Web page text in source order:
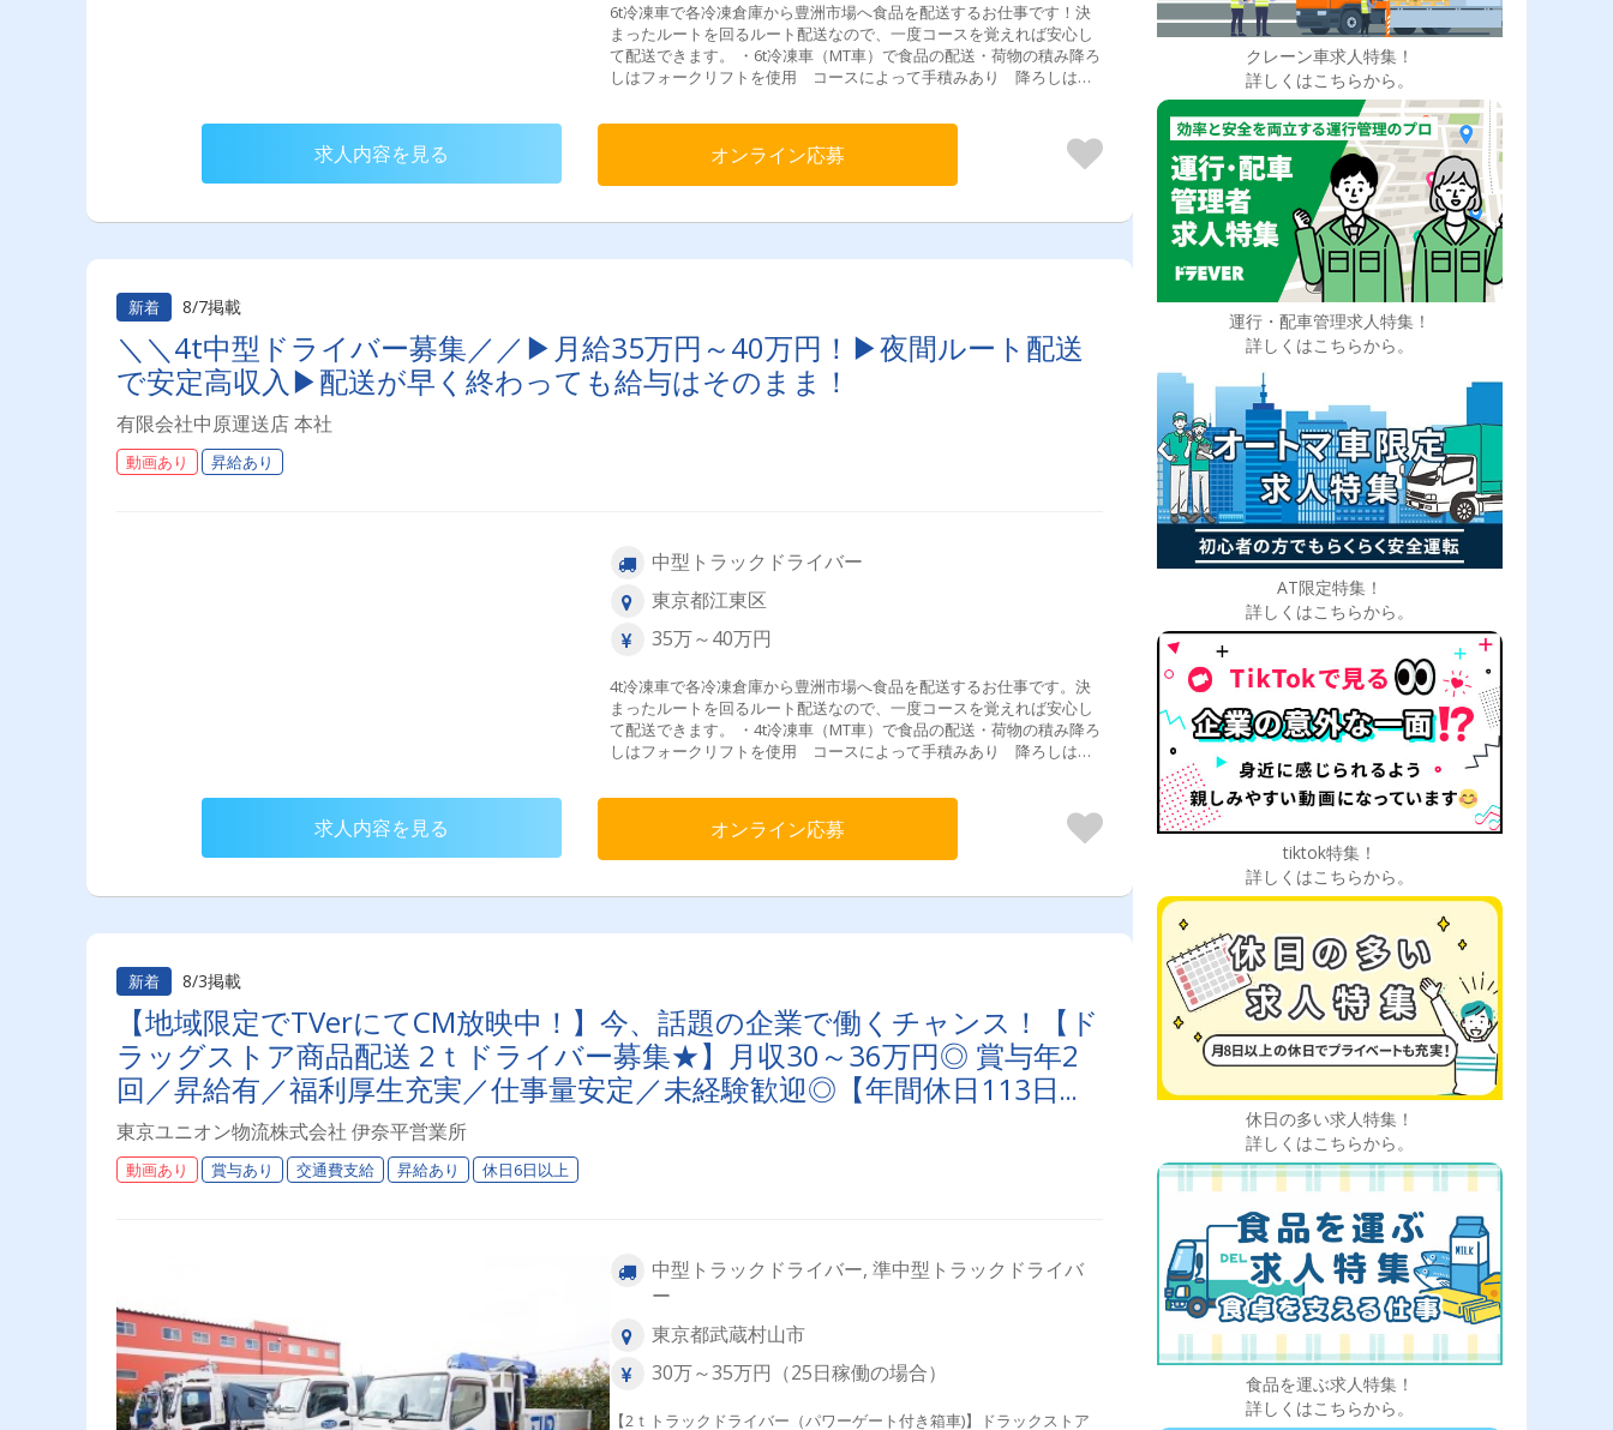
6t冷凍車で各冷凍倉庫から豊洲市場へ食品を配送するお仕事です！決
まったルートを回るルート配送なので、一度コースを覚えれば安心し
て配送できます。 ・6t冷凍車（MT車）で食品の配送・荷物の積み降ろ
しはフォークリフトを使用 コースによって手積みあり 降ろしはフ
できます【配送先】各冷凍倉庫から豊洲市場【配送件数】1日10件程
度／入社後は先輩スタッフが同乗研修で仕事の流れや配送ルートを丁
寧にお教えします。ドライバー未経験の方やブランクがある方も安心
してスタートできます。＼
求人内容を見る オンライン応募
新着 8/7掲載
＼＼4t中型ドライバー募集／／▶月給35万円～40万円！▶夜間ルート配送
で安定高収入▶配送が早く終わっても給与はそのまま！
有限会社中原運送店 本社
動画あり 昇給あり
中型トラックドライバー
東京都江東区
35万～40万円
4t冷凍車で各冷凍倉庫から豊洲市場へ食品を配送するお仕事です。決
まったルートを回るルート配送なので、一度コースを覚えれば安心し
て配送できます。 ・4t冷凍車（MT車）で食品の配送・荷物の積み降ろ
しはフォークリフトを使用 コースによって手積みあり 降ろしはフ
転できます【配送先】各冷凍倉庫から豊洲市場【配送件数】1日10件
程度／入社後は先輩スタッフが同乗研修で仕事の流れや配送ルートを
丁寧にお教えします。ドライバー未経験の方やブランクがある方も安
心してスタートできます。＼
求人内容を見る オンライン応募
新着 8/3掲載
【地域限定でTVerにてCM放映中！】今、話題の企業で働くチャンス！【ド
ラッグストア商品配送 2ｔドライバー募集★】月収30～36万円◎ 賞与年2
回／昇給有／福利厚生充実／仕事量安定／未経験歓迎◎【年間休日113日以
上】連休もあり◎プライベート充実可◎ 「安心・安全」で働く。東京ユニ
オン物流でドライバーライフを送りませんか？
東京ユニオン物流株式会社 伊奈平営業所
動画あり 賞与あり 交通費支給 昇給あり 休日6日以上
中型トラックドライバー, 準中型トラックドライバ
ー
東京都武蔵村山市
30万～35万円（25日稼働の場合）
【2ｔトラックドライバー（パワーゲート付き箱車)】ドラックストア
クレーン車求人特集！
詳しくはこちらから。
運行・配車管理求人特集！
詳しくはこちらから。
AT限定特集！
詳しくはこちらから。
tiktok特集！
詳しくはこちらから。
休日の多い求人特集！
詳しくはこちらから。
食品を運ぶ求人特集！
詳しくはこちらから。